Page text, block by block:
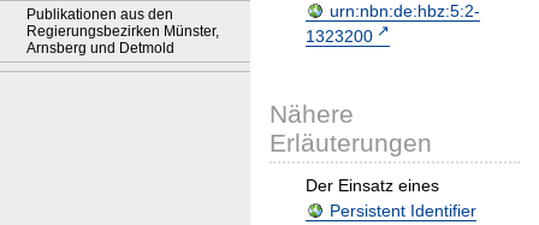
Publikationen aus den
Regierungsbezirken Münster,
Arnsberg und Detmold
urn:nbn:de:hbz:5:2-
1323200
Nähere
Erläuterungen
Der Einsatz eines
Persistent Identifier